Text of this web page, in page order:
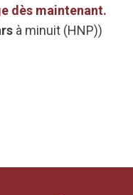
dès maintenant.
à minuit (HNP))